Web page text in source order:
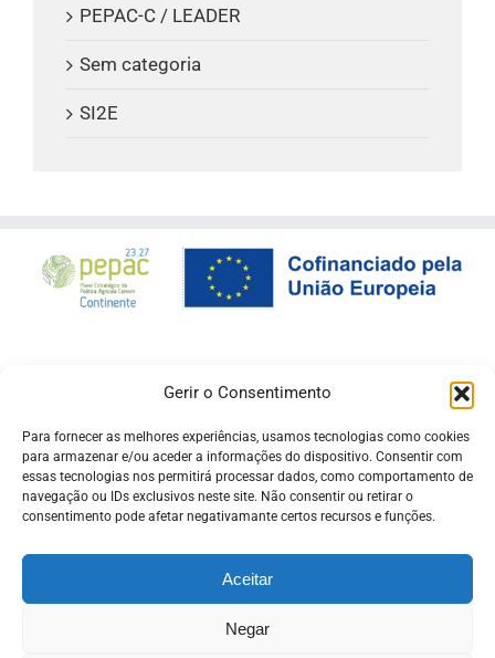
Gerir o Consentimento
Para fornecer as melhores experiências, usamos tecnologias como cookies
para armazenar e/ou aceder a informações do dispositivo. Consentir com
essas tecnologias nos permitirá processar dados, como comportamento de
navegação ou IDs exclusivos neste site. Não consentir ou retirar o
consentimento pode afetar negativamante certos recursos e funções.
Aceitar
Negar
PEPAC-C / LEADER
Sem categoria
SI2E
| Desenvolvido pela